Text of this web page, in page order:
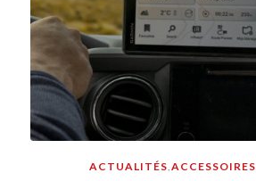
ACTUALITÉS ACCESSOIRES